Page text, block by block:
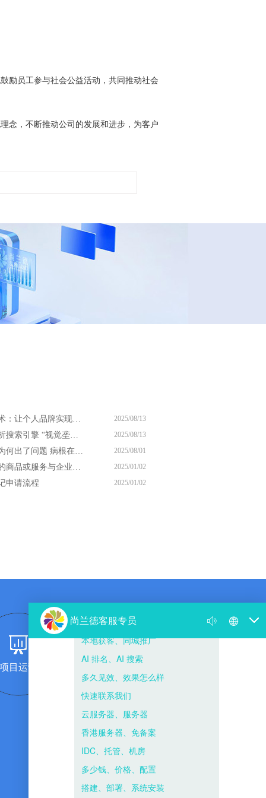
励员工参与社会公益活动，共同推动社会
念，不断推动公司的发展和进步，为客户
尚兰德霸屏技术：让个人品牌实现搜索引擎 视觉垄断 2025/08/13
尚兰德带你解析搜索引擎 “视觉垄断” 的核心逻辑 2025/08/13
你的网络营销为何出了问题 病根在思想上 2025/08/01
商标注册申请的商品或服务与企业经营范围一样吗 2025/01/02
申请流程 2025/01/02
项目运营